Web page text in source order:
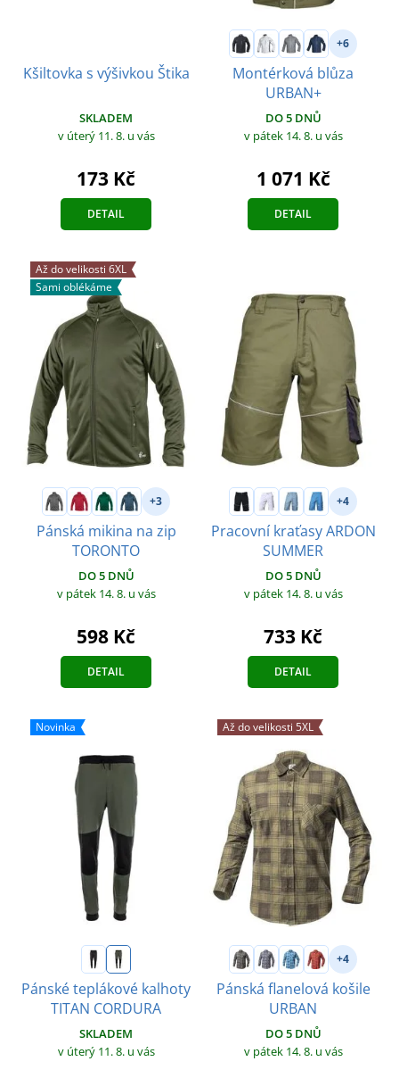
Kšiltovka s výšivkou Štika
SKLADEM
v úterý 11. 8. u vás
173 Kč
DETAIL
+6
Montérková blůza
URBAN+
DO 5 DNŮ
v pátek 14. 8. u vás
1 071 Kč
DETAIL
Až do velikosti 6XL
Sami oblékáme
+3
Pánská mikina na zip
TORONTO
DO 5 DNŮ
v pátek 14. 8. u vás
598 Kč
DETAIL
+4
Pracovní kraťasy ARDON
SUMMER
DO 5 DNŮ
v pátek 14. 8. u vás
733 Kč
DETAIL
Novinka
Pánské teplákové kalhoty
TITAN CORDURA
SKLADEM
v úterý 11. 8. u vás
Až do velikosti 5XL
+4
Pánská flanelová košile
URBAN
DO 5 DNŮ
v pátek 14. 8. u vás